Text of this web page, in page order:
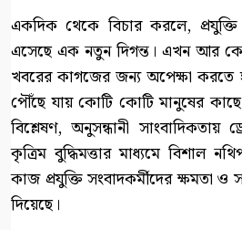
একদিক থেকে বিচার করলে, প্রযুক্তি
এসেছে এক নতুন দিগন্ত। এখন আর
খবরের কাগজের জন্য অপেক্ষা করতে
পৌঁছে যায় কোটি কোটি মানুষের
বিশ্লেষণ, অনুসন্ধানী সাংবাদিকতায়
কৃত্রিম বুদ্ধিমত্তার মাধ্যমে বিশাল
কাজ প্রযুক্তি সংবাদকর্মীদের ক্ষমতা
দিয়েছে।